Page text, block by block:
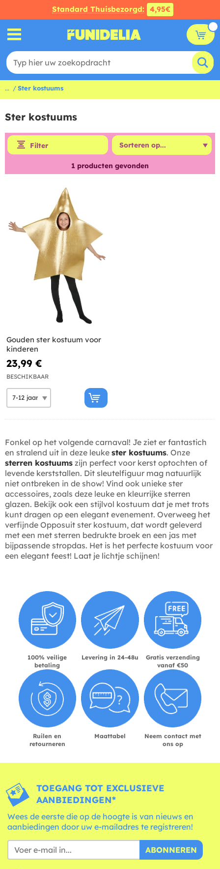
Standard Thuisbezorgd: 4,95€
... Ster kostuums
Ster kostuums
Filter
1 producten gevonden
Gouden ster kostuum voor
kinderen
23,99 €
BESCHIKBAAR
Fonkel op het volgende carnaval! Je ziet er fantastich
en stralend uit in deze leuke ster kostuums. Onze
sterren kostuums zijn perfect voor kerst optochten of
levende kerststallen. Dit sleutelfiguur mag natuurlijk
niet ontbreken in de show! Vind ook unieke ster
accessoires, zoals deze leuke en kleurrijke sterren
glazen. Bekijk ook een stijlvol kostuum dat je met trots
kunt dragen op een elegant evenement. Overweeg het
verfijnde Opposuit ster kostuum, dat wordt geleverd
met een met sterren bedrukte broek en een jas met
bijpassende stropdas. Het is het perfecte kostuum voor
een elegant feest! Laat je lichtje schijnen!
100% veilige
betaling
Levering in 24-48u
Gratis verzending
vanaf €50
Ruilen en
retourneren
Maattabel
Neem contact met
ons op
TOEGANG TOT EXCLUSIEVE
AANBIEDINGEN*
Wees de eerste die op de hoogte is van nieuws en
aanbiedingen door uw e-mailadres te registreren!
ABONNEREN